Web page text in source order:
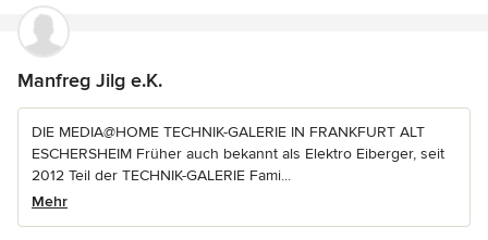
Manfreg Jilg e.K.
DIE MEDIA@HOME TECHNIK-GALERIE IN FRANKFURT ALT
ESCHERSHEIM Früher auch bekannt als Elektro Eiberger, seit
2012 Teil der TECHNIK-GALERIE Fami...
Mehr